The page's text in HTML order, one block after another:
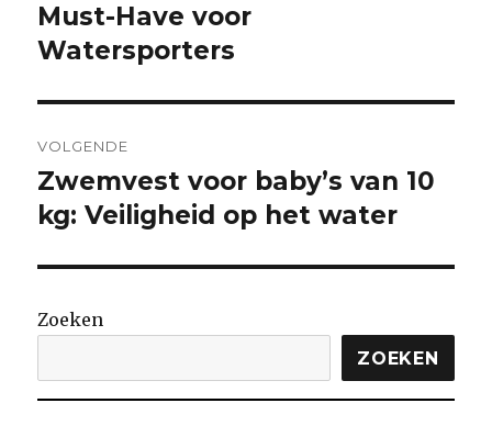
Must-Have voor
Watersporters
VOLGENDE
Volgende
bericht:
Zwemvest voor baby’s van 10
kg: Veiligheid op het water
Zoeken
ZOEKEN